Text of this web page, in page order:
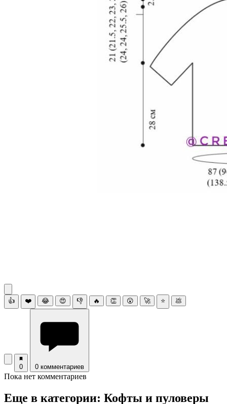
👍 ❤️ 😂 😍 👎 🔥 👏 😮 🚀 ⭐ 💩
0 0 комментариев
Пока нет комментариев
Еще в категории: Кофты и пуловеры